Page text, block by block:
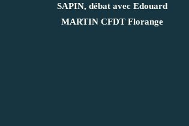
SAPIN, débat avec Edouard
MARTIN CFDT Florange